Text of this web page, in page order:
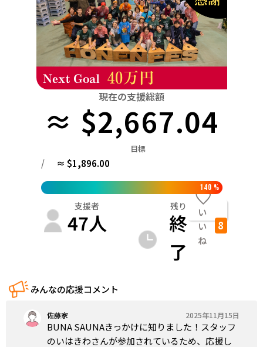
四国
九州・沖縄
茨城 栃木 群馬 埼玉 千葉 東京
富山 石川 福井 山梨 長野
滋賀 京都 大阪
岡山 広島 山口
愛媛 高知
佐賀 長崎
現在の支援総額
≈ $2,667.04
目標
/ ≈ $1,896.00
140 %
支援者
47人
残り
終
了
い
い
ね
8
みんなの応援コメント
佐藤家 2025年11月15日
BUNA SAUNAきっかけに知りました！スタッフ
のいはきわさんが参加されているため、応援し